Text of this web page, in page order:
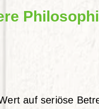
auf seriöse